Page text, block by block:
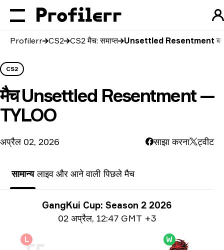
Profilerr CS2 CS2 मैच: समाप्त Unsettled Resentment
CS2
मैच Unsettled Resentment —
TYLOO
अप्रैल 02, 2026 साझा करना ट्वीट
सामान्य लाइव और आने वाली पिछले मैच
प्रतियोगिता से जुड़ी जानकारी
GangKui Cup: Season 2 2026
02 अप्रैल, 12:47 GMT +3
L W